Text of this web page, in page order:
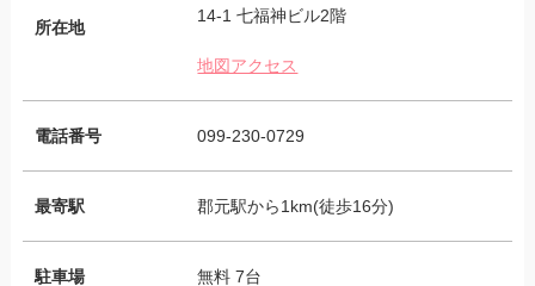
所在地
14-1 七福神ビル2階
地図アクセス
電話番号 099-230-0729
最寄駅 郡元駅から1km(徒歩16分)
駐車場 無料 7台